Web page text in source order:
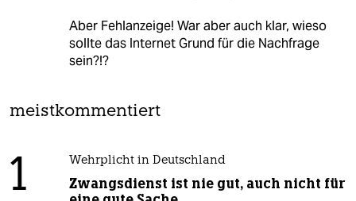
Aber Fehlanzeige! War aber auch klar, wieso
sollte das Internet Grund für die Nachfrage
sein?!?
meistkommentiert
1 Wehrplicht in Deutschland
Zwangsdienst ist nie gut, auch nicht für